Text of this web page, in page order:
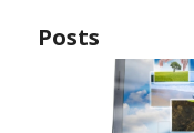
Posts